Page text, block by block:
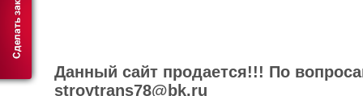
Данный сайт продается!!! По
stroytrans78@bk.ru